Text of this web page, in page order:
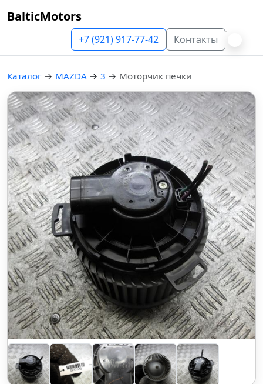
BalticMotors
+7 (921) 917-77-42 Контакты
Каталог → MAZDA → 3 → Моторчик печки